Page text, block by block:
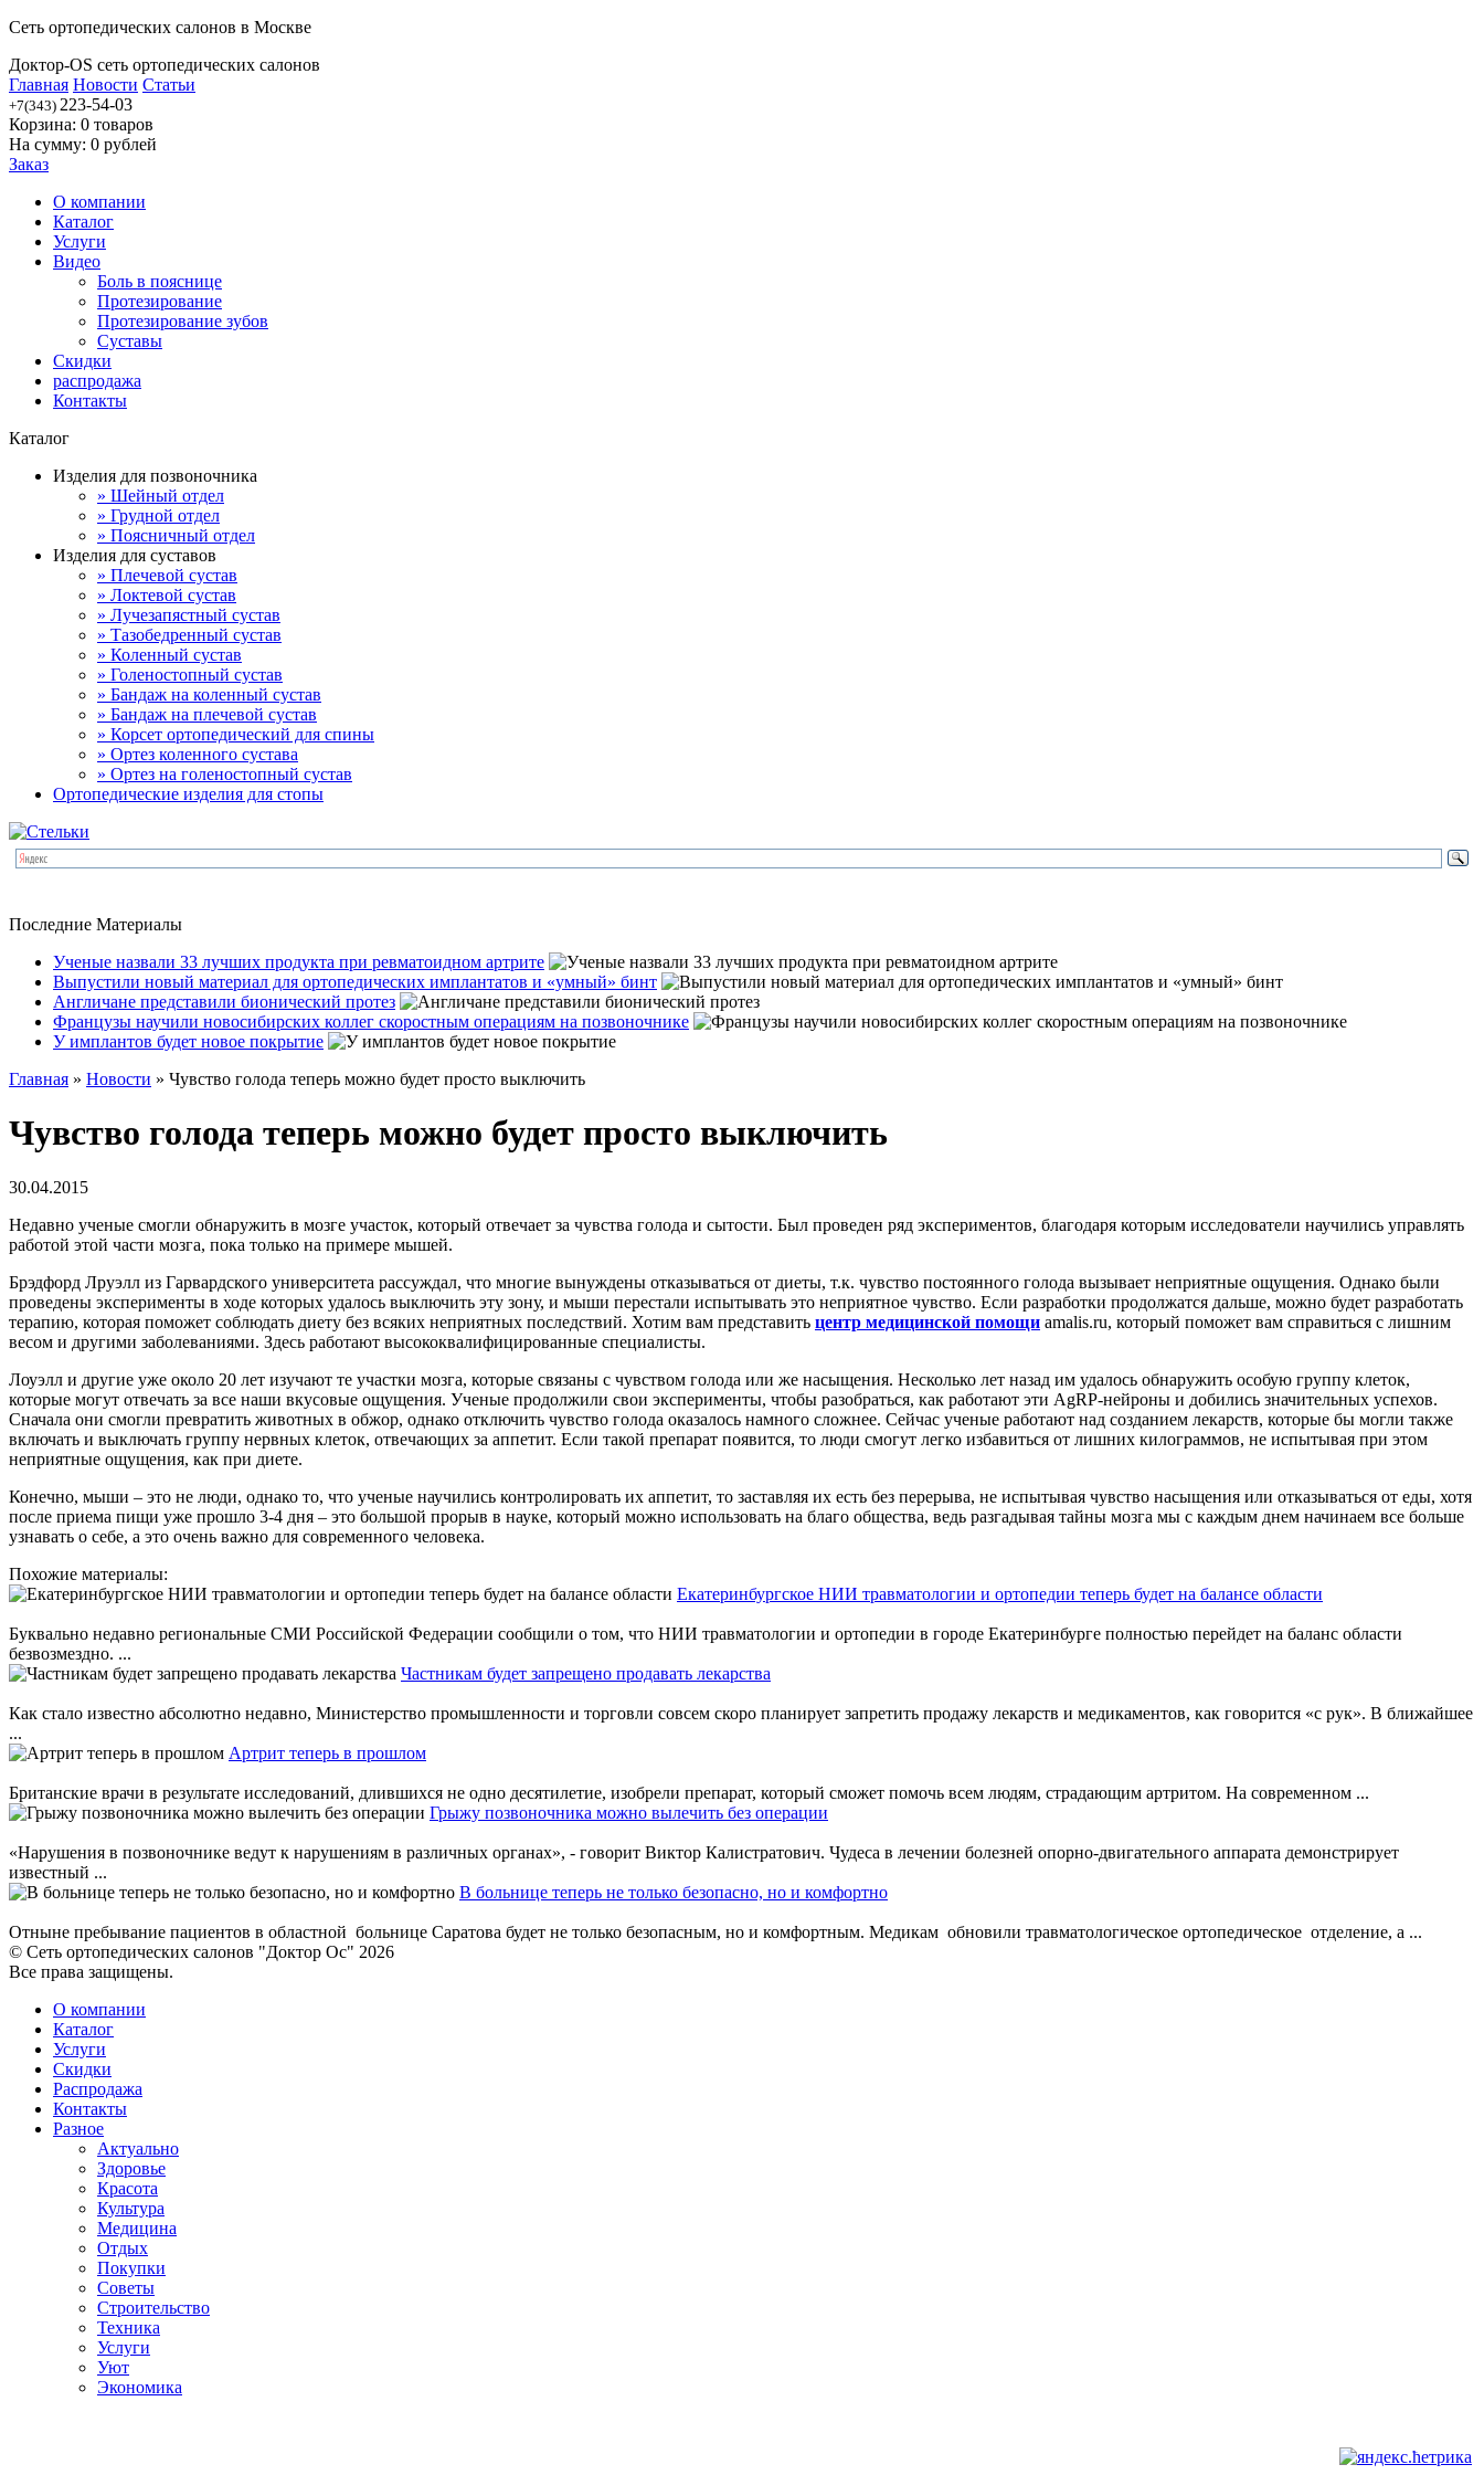
Сеть ортопедических салонов в Москве
Доктор-OS сеть ортопедических салонов
Главная Новости Статьи
+7(343) 223-54-03
Корзина: 0 товаров
На сумму: 0 рублей
Заказ
О компании
Каталог
Услуги
Видео
Боль в пояснице
Протезирование
Протезирование зубов
Суставы
Скидки
распродажа
Контакты
Каталог
Изделия для позвоночника
» Шейный отдел
» Грудной отдел
» Поясничный отдел
Изделия для суставов
» Плечевой сустав
» Локтевой сустав
» Лучезапястный сустав
» Тазобедренный сустав
» Коленный сустав
» Голеностопный сустав
» Бандаж на коленный сустав
» Бандаж на плечевой сустав
» Корсет ортопедический для спины
» Ортез коленного сустава
» Ортез на голеностопный сустав
Ортопедические изделия для стопы
Последние Материалы
Ученые назвали 33 лучших продукта при ревматоидном артрите
Выпустили новый материал для ортопедических имплантатов и «умный» бинт
Англичане представили бионический протез
Французы научили новосибирских коллег скоростным операциям на позвоночнике
У имплантов будет новое покрытие
Главная » Новости » Чувство голода теперь можно будет просто выключить
Чувство голода теперь можно будет просто выключить
30.04.2015
Недавно ученые смогли обнаружить в мозге участок, который отвечает за чувства голода и сытости. Был проведен ряд экспериментов, благодаря которым исследователи научились управлять
работой этой части мозга, пока только на примере мышей.
Брэдфорд Лруэлл из Гарвардского университета рассуждал, что многие вынуждены отказываться от диеты, т.к. чувство постоянного голода вызывает неприятные ощущения. Однако были
проведены эксперименты в ходе которых удалось выключить эту зону, и мыши перестали испытывать это неприятное чувство. Если разработки продолжатся дальше, можно будет разработать
терапию, которая поможет соблюдать диету без всяких неприятных последствий. Хотим вам представить центр медицинской помощи amalis.ru, который поможет вам справиться с лишним
весом и другими заболеваниями. Здесь работают высококвалифицированные специалисты.
Лоуэлл и другие уже около 20 лет изучают те участки мозга, которые связаны с чувством голода или же насыщения. Несколько лет назад им удалось обнаружить особую группу клеток,
которые могут отвечать за все наши вкусовые ощущения. Ученые продолжили свои эксперименты, чтобы разобраться, как работают эти AgRP-нейроны и добились значительных успехов.
Сначала они смогли превратить животных в обжор, однако отключить чувство голода оказалось намного сложнее. Сейчас ученые работают над созданием лекарств, которые бы могли также
включать и выключать группу нервных клеток, отвечающих за аппетит. Если такой препарат появится, то люди смогут легко избавиться от лишних килограммов, не испытывая при этом
неприятные ощущения, как при диете.
Конечно, мыши – это не люди, однако то, что ученые научились контролировать их аппетит, то заставляя их есть без перерыва, не испытывая чувство насыщения или отказываться от еды, хотя
после приема пищи уже прошло 3-4 дня – это большой прорыв в науке, который можно использовать на благо общества, ведь разгадывая тайны мозга мы с каждым днем начинаем все больше
узнавать о себе, а это очень важно для современного человека.
Похожие материалы:
Екатеринбургское НИИ травматологии и ортопедии теперь будет на балансе области
Буквально недавно региональные СМИ Российской Федерации сообщили о том, что НИИ травматологии и ортопедии в городе Екатеринбурге полностью перейдет на баланс области
безвозмездно. ...
Частникам будет запрещено продавать лекарства
Как стало известно абсолютно недавно, Министерство промышленности и торговли совсем скоро планирует запретить продажу лекарств и медикаментов, как говорится «с рук». В ближайшее
...
Артрит теперь в прошлом
Британские врачи в результате исследований, длившихся не одно десятилетие, изобрели препарат, который сможет помочь всем людям, страдающим артритом. На современном ...
Грыжу позвоночника можно вылечить без операции
«Нарушения в позвоночнике ведут к нарушениям в различных органах», - говорит Виктор Калистратович. Чудеса в лечении болезней опорно-двигательного аппарата демонстрирует
известный ...
В больнице теперь не только безопасно, но и комфортно
Отныне пребывание пациентов в областной больнице Саратова будет не только безопасным, но и комфортным. Медикам обновили травматологическое ортопедическое отделение, а ...
© Сеть ортопедических салонов "Доктор Ос" 2026
Все права защищены.
О компании
Каталог
Услуги
Скидки
Распродажа
Контакты
Разное
Актуально
Здоровье
Красота
Культура
Медицина
Отдых
Покупки
Советы
Строительство
Техника
Услуги
Уют
Экономика